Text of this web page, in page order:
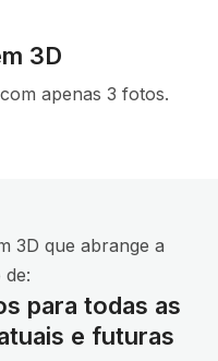
3D
apenas 3 fotos.
3D que abrange a
de:
para todas as
e futuras